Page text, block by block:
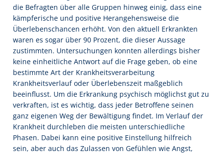
die Befragten über alle Gruppen hinweg einig, dass eine
kämpferische und positive Herangehensweise die
Überlebenschancen erhöht. Von den aktuell Erkrankten
waren es sogar über 90 Prozent, die dieser Aussage
zustimmten. Untersuchungen konnten allerdings bisher
keine einheitliche Antwort auf die Frage geben, ob eine
bestimmte Art der Krankheitsverarbeitung
Krankheitsverlauf oder Überlebenszeit maßgeblich
beeinflusst. Um die Erkrankung psychisch möglichst gut zu
verkraften, ist es wichtig, dass jeder Betroffene seinen
ganz eigenen Weg der Bewältigung findet. Im Verlauf der
Krankheit durchleben die meisten unterschiedliche
Phasen. Dabei kann eine positive Einstellung hilfreich
sein, aber auch das Zulassen von Gefühlen wie Angst,